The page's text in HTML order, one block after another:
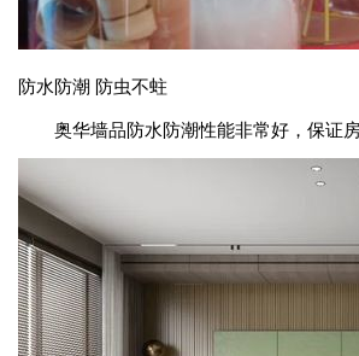
防水防潮 防虫不蛀
奥华墙品防水防潮性能非常好，保证房